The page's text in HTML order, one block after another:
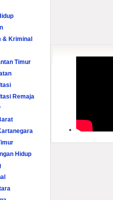
& Kriminal
Timur
Remaja
Hidup